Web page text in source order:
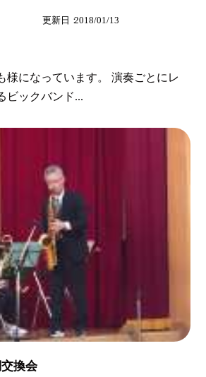
更新日 2018/01/13
様になっています。 演奏ごとにレ
ビックバンド...
換会